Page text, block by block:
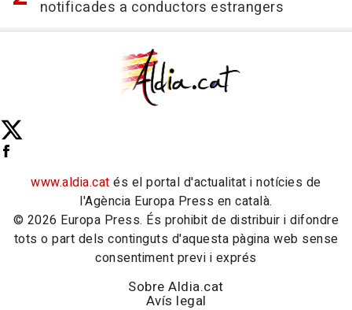
notificades a conductors estrangers
www.aldia.cat és el portal d'actualitat i notícies de
l'Agència Europa Press en català.
© 2026 Europa Press. És prohibit de distribuir i difondre
tots o part dels continguts d'aquesta pàgina web sense
consentiment previ i exprés
Sobre Aldia.cat
Avís legal